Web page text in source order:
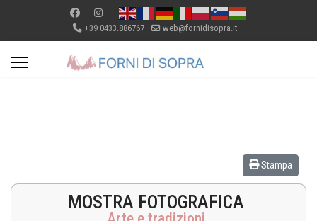
+39 0433.886767 web@fornidisopra.it
Stampa
MOSTRA FOTOGRAFICA